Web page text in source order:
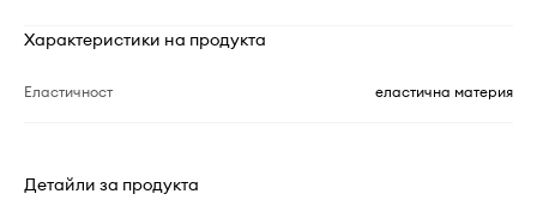
Характеристики на продукта
Еластичност еластична материя
Детайли за продукта